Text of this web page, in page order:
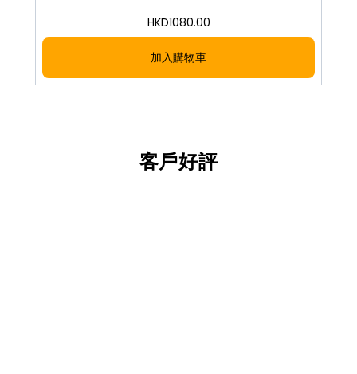
HKD1080.00
加入購物車
客戶好評